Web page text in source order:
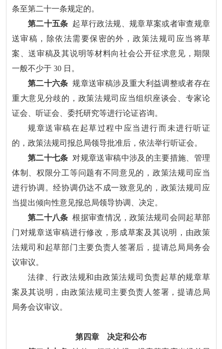
条至第二十一条规定的。
第二十五条 起草行政法规、规章草案或者审查规章
送审稿，除依法需要保密的外，政策法规司应当将草
案、送审稿及其说明等材料向社会公开征求意见，期限
一般不少于 30 日。
第二十六条 规章送审稿涉及重大利益调整或者存在
重大意见分歧的，政策法规司应当组织座谈会、专家论
证会、听证会、委托研究等进行论证咨询。
规章送审稿在起草过程中应当进行而未进行听证
的，政策法规司报总局领导批准后，依法举行听证会。
第二十七条 对规章送审稿中涉及的主要措施、管理
体制、权限分工等问题有不同意见的，政策法规司应当
进行协调。经协调仍达不成一致意见的，政策法规司应
当提出倾向性意见报总局领导协调、决定。
第二十八条 根据审查情况，政策法规司会同起草部
门对规章送审稿进行修改，形成草案及其说明，由政策
法规司和起草部门主要负责人签署后，提请总局局务会
议审议。
法律、行政法规和由政策法规司负责起草的规章草
案及其说明，由政策法规司主要负责人签署，提请总局
局务会议审议。
第四章 决定和公布